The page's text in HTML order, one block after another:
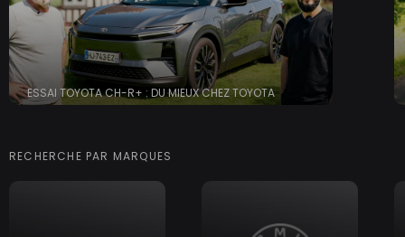
ESSAI TOYOTA CH-R+ : DU MIEUX CHEZ TOYOTA
RECHERCHE PAR MARQUES